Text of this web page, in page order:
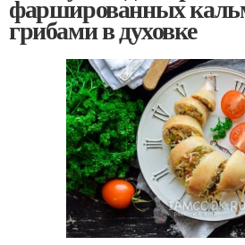
фаршированных
грибами в духовке